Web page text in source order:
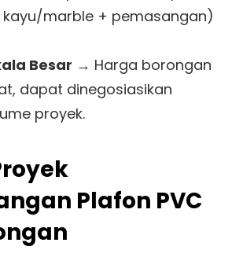
kayu/marble + pemasangan)
Besar → Harga borongan
dapat dinegosiasikan
proyek.
Plafon PVC